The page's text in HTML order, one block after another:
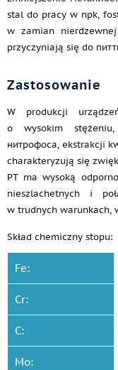
stal do pracy w npk,
w zamian
przyczyniają się do
Zastosowanie
W produkcji
o wysokim
нитрофоса, ekstrakcji
charakteryzują się
PT ma wysoką
nieszlachetnych i
w trudnych warunkach,
Skład chemiczny stopu:
Fe:
Cr:
C:
Mo: